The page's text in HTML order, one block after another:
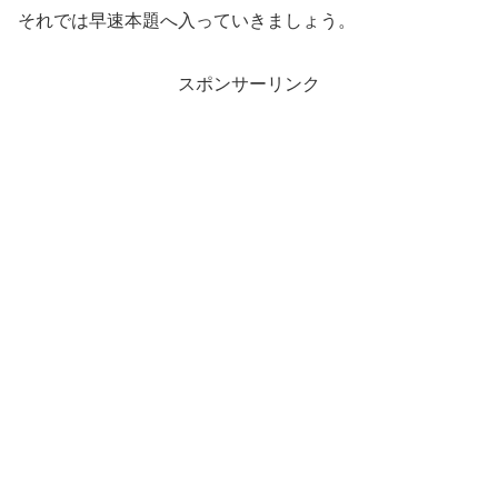
それでは早速本題へ入っていきましょう。
スポンサーリンク